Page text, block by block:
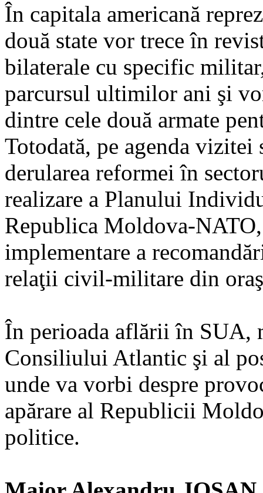
În capitala americană
două state vor trece în
bilaterale cu specific
parcursul ultimilor ani şi
dintre cele două armate
Totodată, pe agenda
derularea reformei în
realizare a Planului
Republica Moldova-
implementare a
relaţii civil-militare din
În perioada aflării în
Consiliului Atlantic şi al
unde va vorbi despre
apărare al Republicii
politice.